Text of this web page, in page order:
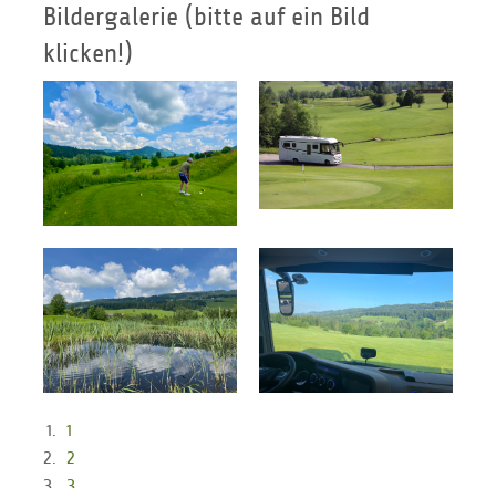
Bildergalerie (bitte auf ein Bild
klicken!)
1
2